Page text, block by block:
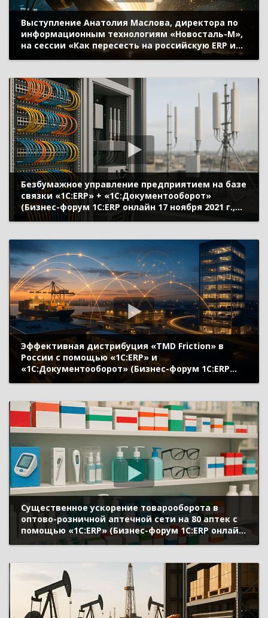
Выступление Анатолия Маслова, директора по
информационным технологиям «Новосталь-М»,
на сессии «Как пересесть на российскую ERP и
включить цифровой форсаж» (ИННОПРОМ 2022)
Безбумажное управление предприятием на базе
связки «1С:ERP» + «1C:Документооборот»
(Бизнес-форум 1С:ERP онлайн 17 ноября 2021 г.,
Федулина Ирина, ГК «Информтехника»)
Эффективная дистрибуция «TMD Friction» в
России с помощью «1С:ERP» и
«1С:Документооборот» (Бизнес-форум 1С:ERP
онлайн 17 ноября 2021 г., Мельников Андрей,
Существенное ускорение товарооборота в
оптово-розничной аптечной сети на 80 аптек с
помощью «1С:ERP» (Бизнес-форум 1С:ERP онлайн
17 ноября 2021 г., Резватов Антон, ГАУ